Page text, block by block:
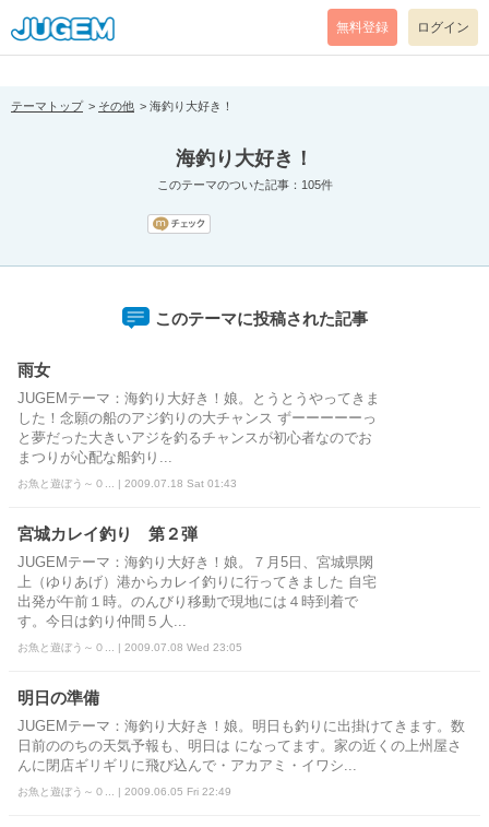
[pear_error: message="Success" code=0 mode=return level=notice
prefix="" info=""]
無料登録 ログイン
テーマトップ その他 海釣り大好き！
海釣り大好き！
このテーマのついた記事：105件
このテーマに投稿された記事
雨女
JUGEMテーマ：海釣り大好き！娘。とうとうやってきま
した！念願の船のアジ釣りの大チャンス ずーーーーーっ
と夢だった大きいアジを釣るチャンスが初心者なのでお
まつりが心配な船釣り...
お魚と遊ぼう～０... | 2009.07.18 Sat 01:43
宮城カレイ釣り 第２弾
JUGEMテーマ：海釣り大好き！娘。７月5日、宮城県閖
上（ゆりあげ）港からカレイ釣りに行ってきました 自宅
出発が午前１時。のんびり移動で現地には４時到着で
す。今日は釣り仲間５人...
お魚と遊ぼう～０... | 2009.07.08 Wed 23:05
明日の準備
JUGEMテーマ：海釣り大好き！娘。明日も釣りに出掛けてきます。数
日前ののちの天気予報も、明日は になってます。家の近くの上州屋さ
んに閉店ギリギリに飛び込んで・アカアミ・イワシ...
お魚と遊ぼう～０... | 2009.06.05 Fri 22:49